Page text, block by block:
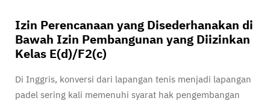
Izin Perencanaan yang Disederhanakan di
Bawah Izin Pembangunan yang Diizinkan
Kelas E(d)/F2(c)
Di Inggris, konversi dari lapangan tenis menjadi lapangan
padel sering kali memenuhi syarat hak pengembangan